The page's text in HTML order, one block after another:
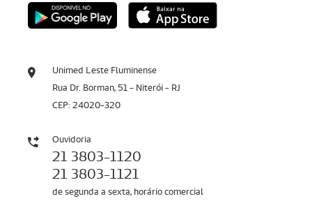
Unimed Leste Fluminense
Rua Dr. Borman, 51 - Niterói - RJ
CEP: 24020-320
Ouvidoria
21 3803-1120
21 3803-1121
de segunda a sexta, horário comercial